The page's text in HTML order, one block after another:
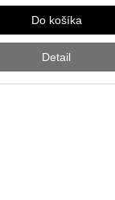
hviezdičiek.
Do košíka
Detail